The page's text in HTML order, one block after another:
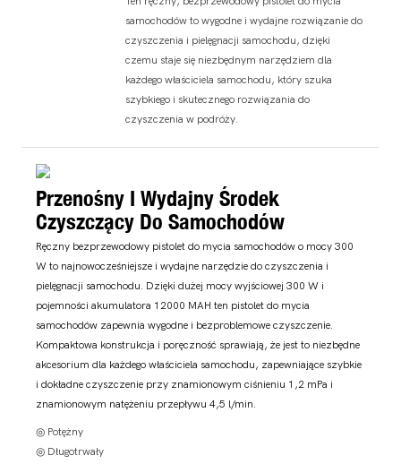
samochodów to wygodne i wydajne rozwiązanie do
czyszczenia i pielęgnacji samochodu, dzięki
czemu staje się niezbędnym narzędziem dla
każdego właściciela samochodu, który szuka
szybkiego i skutecznego rozwiązania do
czyszczenia w podróży.
Przenośny I Wydajny Środek
Czyszczący Do Samochodów
Ręczny bezprzewodowy pistolet do mycia samochodów o mocy 300
W to najnowocześniejsze i wydajne narzędzie do czyszczenia i
pielęgnacji samochodu. Dzięki dużej mocy wyjściowej 300 W i
pojemności akumulatora 12000 MAH ten pistolet do mycia
samochodów zapewnia wygodne i bezproblemowe czyszczenie.
Kompaktowa konstrukcja i poręczność sprawiają, że jest to niezbędne
akcesorium dla każdego właściciela samochodu, zapewniające szybkie
i dokładne czyszczenie przy znamionowym ciśnieniu 1,2 mPa i
znamionowym natężeniu przepływu 4,5 l/min.
◎ Potężny
◎ Długotrwały